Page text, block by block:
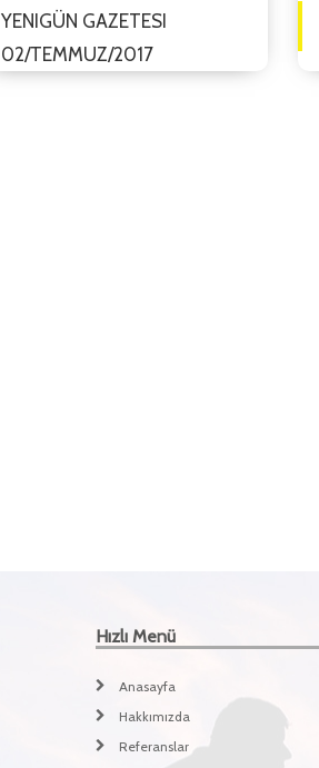
YENIGÜN GAZETESI
02/TEMMUZ/2017
Hızlı Menü
Anasayfa
Hakkımızda
Referanslar